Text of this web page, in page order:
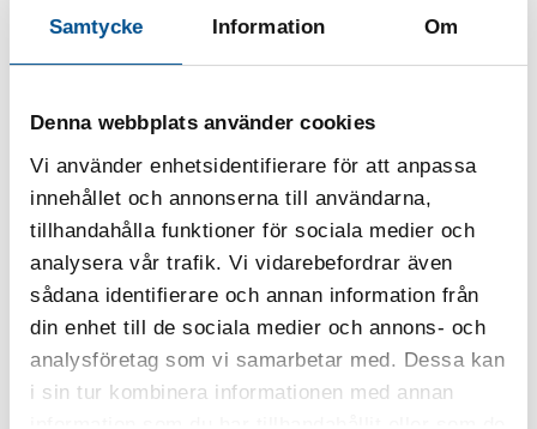
Samtycke Information Om
Denna webbplats använder cookies
Vi använder enhetsidentifierare för att anpassa
innehållet och annonserna till användarna,
tillhandahålla funktioner för sociala medier och
analysera vår trafik. Vi vidarebefordrar även
sådana identifierare och annan information från
din enhet till de sociala medier och annons- och
analysföretag som vi samarbetar med. Dessa kan
i sin tur kombinera informationen med annan
kvalitets- och förbättringsarbete.
LÄS MER
SIQs stadgar
Läs våra stadgar.